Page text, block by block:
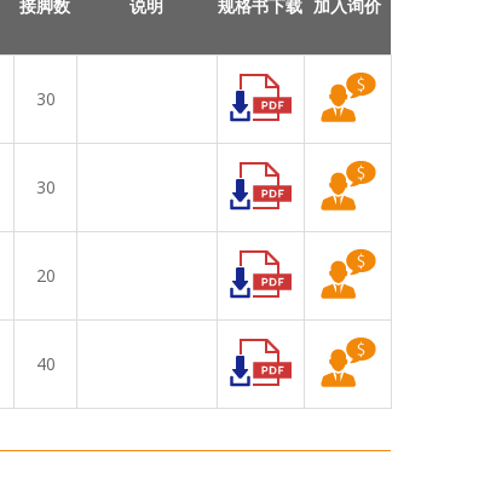
接脚数 说明 规格书下载 加入询价
30
30
20
40